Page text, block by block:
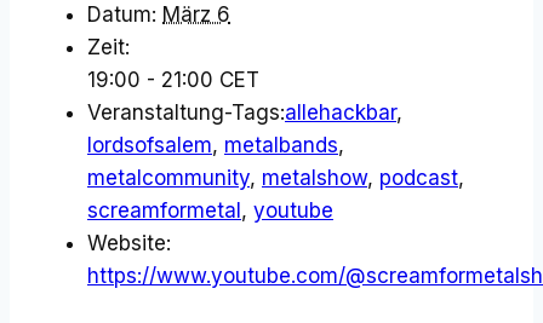
Datum: März 6
Zeit:
19:00 - 21:00 CET
Veranstaltung-Tags:allehackbar,
lordsofsalem, metalbands,
metalcommunity, metalshow, podcast,
screamformetal, youtube
Website:
https://www.youtube.com/